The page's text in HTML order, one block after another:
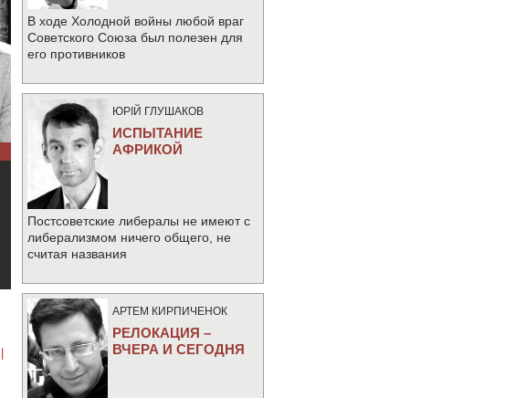
В ходе Холодной войны любой враг
Советского Союза был полезен для
его противников
ЮРIЙ ГЛУШАКОВ
ИСПЫТАНИЕ
АФРИКОЙ
Постсоветские либералы не имеют с
либерализмом ничего общего, не
считая названия
АРТЕМ КИРПИЧЕНОК
РЕЛОКАЦИЯ –
ВЧЕРА И СЕГОДНЯ